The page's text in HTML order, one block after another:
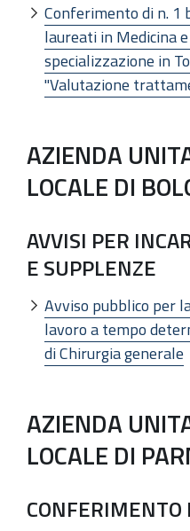
Conferimento di n. 1
laureati in Medicina
specializzazione in
"Valutazione
AZIENDA
LOCALE DI
AVVISI PER
E SUPPLENZE
Avviso pubblico per
lavoro a tempo
di Chirurgia generale
AZIENDA
LOCALE DI
CONFERIMENTO